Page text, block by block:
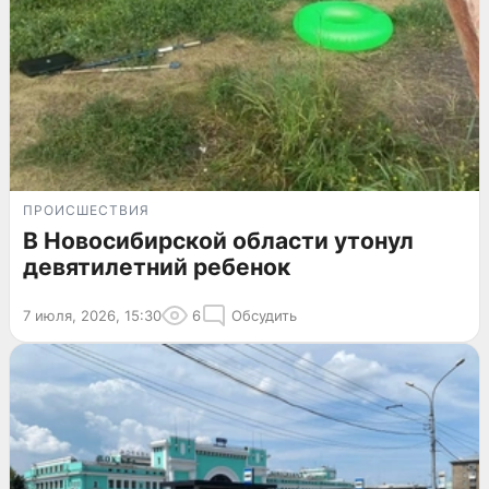
ПРОИСШЕСТВИЯ
В Новосибирской области утонул
девятилетний ребенок
7 июля, 2026, 15:30 6 Обсудить